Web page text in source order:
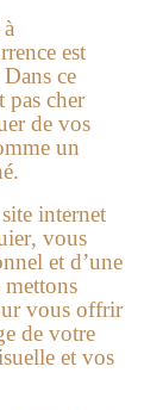
est
ce
pas cher
de vos
un
internet
, vous
et d’une
vous offrir
de votre
et vos